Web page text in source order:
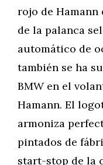
rojo de Hamann
de la palanca
automático de
también se ha
BMW en el
Hamann. El
armoniza
pintados de
start-stop de la